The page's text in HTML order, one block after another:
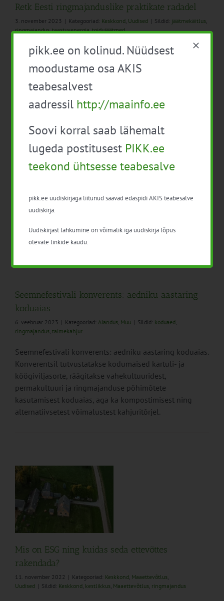
Retk Eesti ringmajanduslike praktikate radadel
3. november 2023 | Kategooriad: Keskkond, Uudised | Sildid: jäätmekäitlus,
ringmajandus,taastuvenergia,toidujäätmed
Tutvu inspireerivate ringmajanduslike praktikatega
Eestis. Septembri lõpus toimus õppereis Iru soojuse ja
elektri koostoomisjaama, Pääsküla Jäätmejaama, Tallina
Jäätmete Taaskasutuskeskusesse ja Kopli
Parandustöökotta.
Hübriidseminar “Jätkusuutlikud kogukonnad”
13. aprillil 2023.a kl 10.00 – 16.00 korraldab Maaelu
Seemnefestivali konverents: aedniku aastaring
koduaias
6. veebruar 2023 | Kategooriad: Aiandus, Muu | Sildid: koduaed,
ringmajandus, taimekahjur
Seemnefestivali konverents: aedniku aastaring koduaias.
Konverentsil tutvustatakse kodumaised kartuli- ja
köögiviljasorte, räägitakse vahekultuuridest,
permakultuuri ja ringmajanduse põhimõtete
kasutamisest koduaias, aga ka kompostimisest ning
alternatiivsetest võimalustest kahjuritõrjel.
Mis on ESG ning kuidas seda ettevõttes
rakendada?
11. november 2022 | Kategooriad: Keskkond, Maaettevõtlus,
Uudised | Sildid: Keskkond, kestlikkus, Maaettevõtlus, ringmajandus
pikk.ee on kolinud. Nüüdsest
moodustame osa AKIS
teabesalvest
aadressil http://maainfo.ee
Soovi korral saab lähemalt
lugeda postitusest PIKK.ee
teekond ühtsesse teabesalve
pikk.ee uudiskirjaga liitunud saavad edaspidi AKIS teabesalve
uudiskirja.
Uudiskirjast lahkumine on võimalik iga uudiskirja lõpus
olevate linkide kaudu.